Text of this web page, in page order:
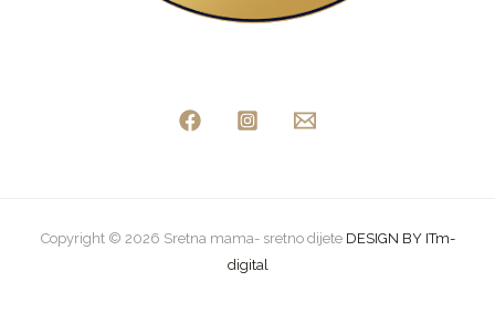
Copyright © 2026 Sretna mama- sretno dijete DESIGN BY ITm-
digital